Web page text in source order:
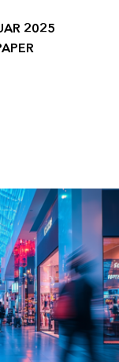
2025